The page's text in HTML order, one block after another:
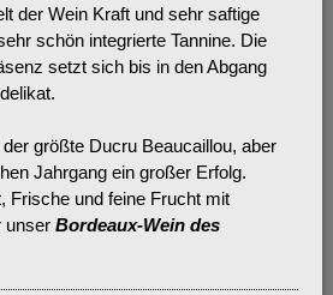
der Wein Kraft und sehr saftige
schön integrierte Tannine. Die
setzt sich bis in den Abgang
größte Ducru Beaucaillou, aber
Jahrgang ein großer Erfolg.
Frische und feine Frucht mit
unserBordeaux-Wein des